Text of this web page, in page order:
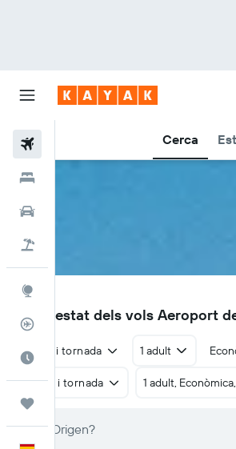
Cerca
Rastrejador
El millor moment per viatjar
KWI
Vols i estat dels vols Aeroport
Anada i tornada 1 adult
Anada i tornada 1 adult,